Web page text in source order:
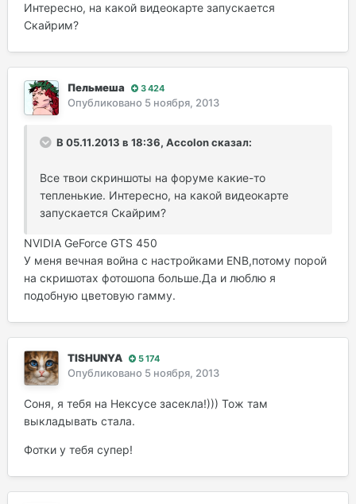
Интересно, на какой видеокарте запускается
Скайрим?
Пельмеша 3 424
Опубликовано 5 ноября, 2013
В 05.11.2013 в 18:36, Accolon сказал:
Все твои скриншоты на форуме какие-то
тепленькие. Интересно, на какой видеокарте
запускается Скайрим?
NVIDIA GeForce GTS 450
У меня вечная война с настройками ENB,потому порой
на скришотах фотошопа больше.Да и люблю я
подобную цветовую гамму.
TISHUNYA 5 174
Опубликовано 5 ноября, 2013
Соня, я тебя на Нексусе засекла!))) Тож там
выкладывать стала.
Фотки у тебя супер!